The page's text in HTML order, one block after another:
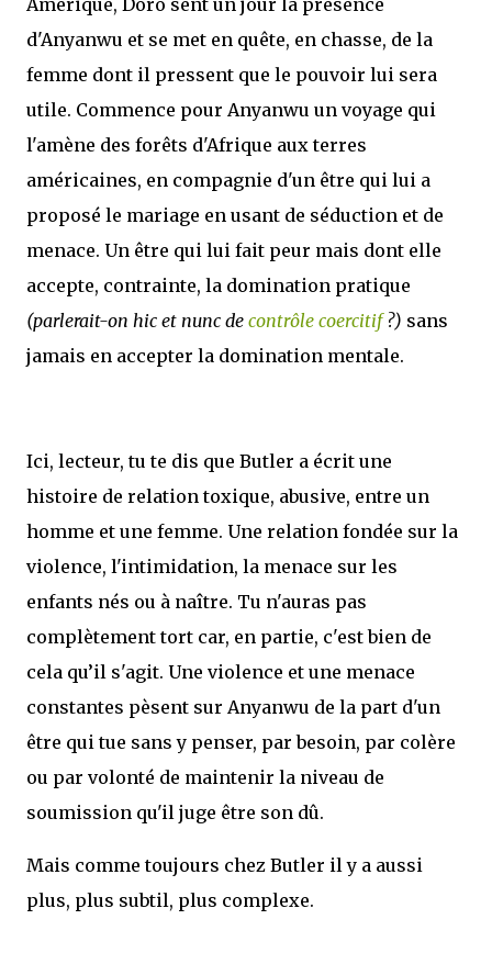
d'Anyanwu et se met en quête, en chasse, de la
femme dont il pressent que le pouvoir lui sera
utile. Commence pour Anyanwu un voyage qui
l'amène des forêts d'Afrique aux terres
américaines, en compagnie d'un être qui lui a
proposé le mariage en usant de séduction et de
menace. Un être qui lui fait peur mais dont elle
accepte, contrainte, la domination pratique
(parlerait-on hic et nunc de contrôle coercitif ?) sans
jamais en accepter la domination mentale.
Ici, lecteur, tu te dis que Butler a écrit une
histoire de relation toxique, abusive, entre un
homme et une femme. Une relation fondée sur la
violence, l'intimidation, la menace sur les
enfants nés ou à naître. Tu n'auras pas
complètement tort car, en partie, c'est bien de
cela qu’il s'agit. Une violence et une menace
constantes pèsent sur Anyanwu de la part d'un
être qui tue sans y penser, par besoin, par colère
ou par volonté de maintenir la niveau de
soumission qu'il juge être son dû.
Mais comme toujours chez Butler il y a aussi
plus, plus subtil, plus complexe.